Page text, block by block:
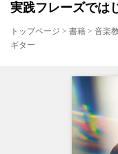
実践フレーズでは
トップページ > 書籍 > 音楽
ギター